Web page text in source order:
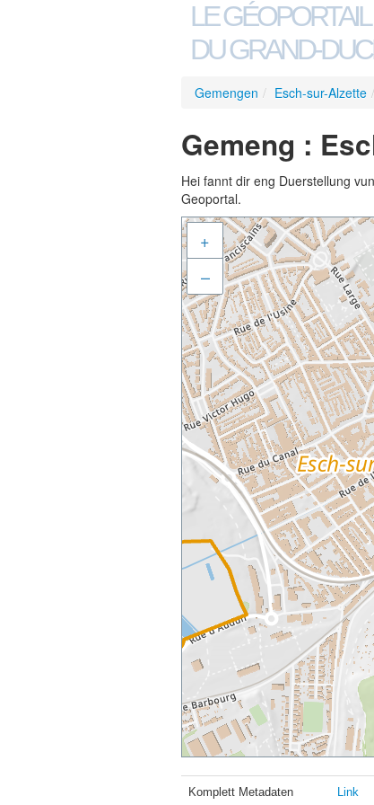
LE
DU GRAND-
Gemengen / Esch-sur-Alzette /
Gemeng :
Hei fannt dir eng Duerstellung
Geoportal.
+
–
Komplett Metadaten Link